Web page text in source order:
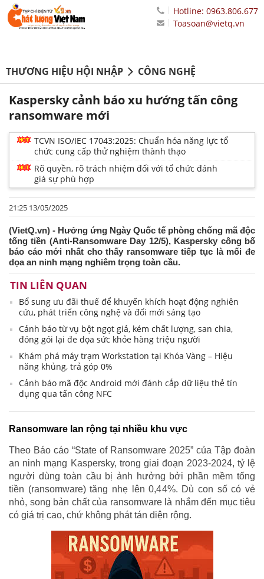
Hotline: 0963.806.677
Toasoan@vietq.vn
THƯƠNG HIỆU HỘI NHẬP CÔNG NGHỆ
Kaspersky cảnh báo xu hướng tấn công
ransomware mới
TCVN ISO/IEC 17043:2025: Chuẩn hóa năng lực tổ
chức cung cấp thử nghiệm thành thạo
Rõ quyền, rõ trách nhiệm đối với tổ chức đánh
giá sự phù hợp
21:25 13/05/2025
(VietQ.vn) - Hưởng ứng Ngày Quốc tế phòng chống mã độc
tống tiền (Anti-Ransomware Day 12/5), Kaspersky công bố
báo cáo mới nhất cho thấy ransomware tiếp tục là mối đe
dọa an ninh mạng nghiêm trọng toàn cầu.
TIN LIÊN QUAN
Bổ sung ưu đãi thuế để khuyến khích hoạt động nghiên
cứu, phát triển công nghệ và đổi mới sáng tạo
Cảnh báo từ vụ bột ngọt giả, kém chất lượng, san chia,
đóng gói lại đe dọa sức khỏe hàng triệu người
Khám phá máy trạm Workstation tại Khóa Vàng – Hiệu
năng khủng, trả góp 0%
Cảnh báo mã độc Android mới đánh cắp dữ liệu thẻ tín
dụng qua tấn công NFC
Ransomware lan rộng tại nhiều khu vực
Theo Báo cáo “State of Ransomware 2025” của Tập đoàn
an ninh mạng Kaspersky, trong giai đoạn 2023-2024, tỷ lệ
người dùng toàn cầu bị ảnh hưởng bởi phần mềm tống
tiền (ransomware) tăng nhẹ lên 0,44%. Dù con số có vẻ
nhỏ, song bản chất của ransomware là nhắm đến mục tiêu
có giá trị cao, chứ không phát tán diện rộng.